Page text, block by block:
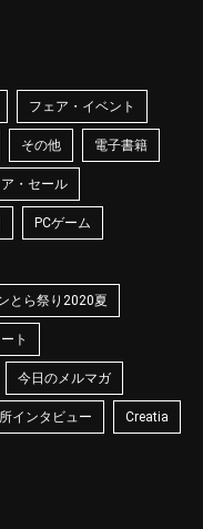
フェア・イベント
その他 電子書籍
・セール
PCゲーム
とら祭り2020夏
ト
今日のメルマガ
インタビュー Creatia